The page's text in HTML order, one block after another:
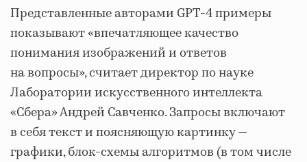
Представленные авторами GPT-4 примеры
показывают «впечатляющее качество
понимания изображений и ответов
на вопросы», считает директор по науке
Лаборатории искусственного интеллекта
«Сбера» Андрей Савченко. Запросы включают
в себя текст и поясняющую картинку —
графики, блок-схемы алгоритмов (в том числе